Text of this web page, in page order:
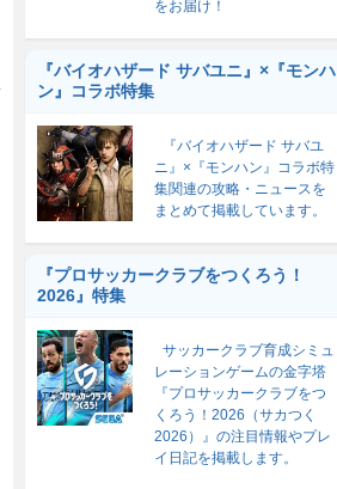
をお届け！
『バイオハザード サバユニ』×『モンハ
ン』コラボ特集
『バイオハザード サバユ
ニ』×『モンハン』コラボ特
集関連の攻略・ニュースを
まとめて掲載しています。
『プロサッカークラブをつくろう！
2026』特集
サッカークラブ育成シミュ
レーションゲームの金字塔
『プロサッカークラブをつ
くろう！2026（サカつく
2026）』の注目情報やプレ
イ日記を掲載します。